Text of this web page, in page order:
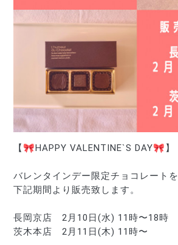
【🎀HAPPY VALENTINE`S DAY🎀】
バレンタインデー限定チョコレートを
下記期間より販売致します。
長岡京店　2月10日(水) 11時〜18時
茨木本店　2月11日(木) 11時〜